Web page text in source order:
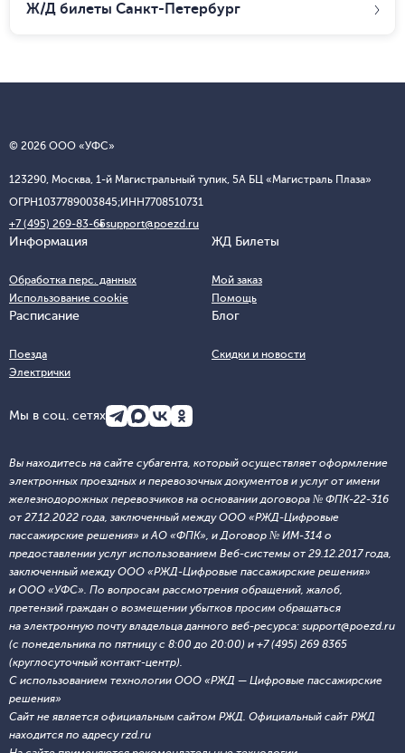
Ж/Д билеты Санкт-Петербург
© 2026 ООО «УФС»
123290, Москва, 1-й Магистральный тупик, 5А БЦ «Магистраль Плаза»
ОГРН1037789003845;ИНН7708510731
+7 (495) 269-83-65support@poezd.ru
Информация
Обработка перс. данных
Использование cookie
ЖД Билеты
Мой заказ
Помощь
Расписание
Поезда
Электрички
Блог
Скидки и новости
Мы в соц. сетях
Вы находитесь на сайте субагента, который осуществляет оформление
электронных проездных и перевозочных документов и услуг от имени
железнодорожных перевозчиков на основании договора № ФПК-22-316
от 27.12.2022 года, заключенный между ООО «РЖД-Цифровые
пассажирские решения» и АО «ФПК», и Договор № ИМ-314 о
предоставлении услуг использованием Веб-системы от 29.12.2017 года,
заключенный между ООО «РЖД-Цифровые пассажирские решения»
и ООО «УФС». По вопросам рассмотрения обращений, жалоб,
претензий граждан о возмещении убытков просим обращаться
на электронную почту владельца данного веб-ресурса: support@poezd.ru
(с понедельника по пятницу с 8:00 до 20:00) и +7 (495) 269 8365
(круглосуточный контакт-центр).
С использованием технологии ООО «РЖД — Цифровые пассажирские
решения»
Сайт не является официальным сайтом РЖД. Официальный сайт РЖД
находится по адресу rzd.ru